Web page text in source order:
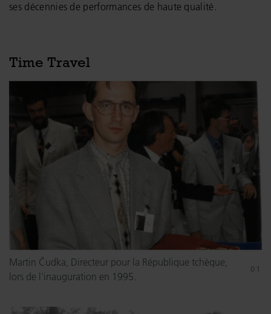
ses décennies de performances de haute qualité.
Time Travel
Martin Čudka, Directeur pour la République tchèque,
lors de l'inauguration en 1995.